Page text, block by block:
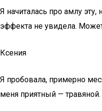
Я начиталась про амлу эту,
эффекта не увидела.
Ксения
Я пробовала, примерно
меня приятный —